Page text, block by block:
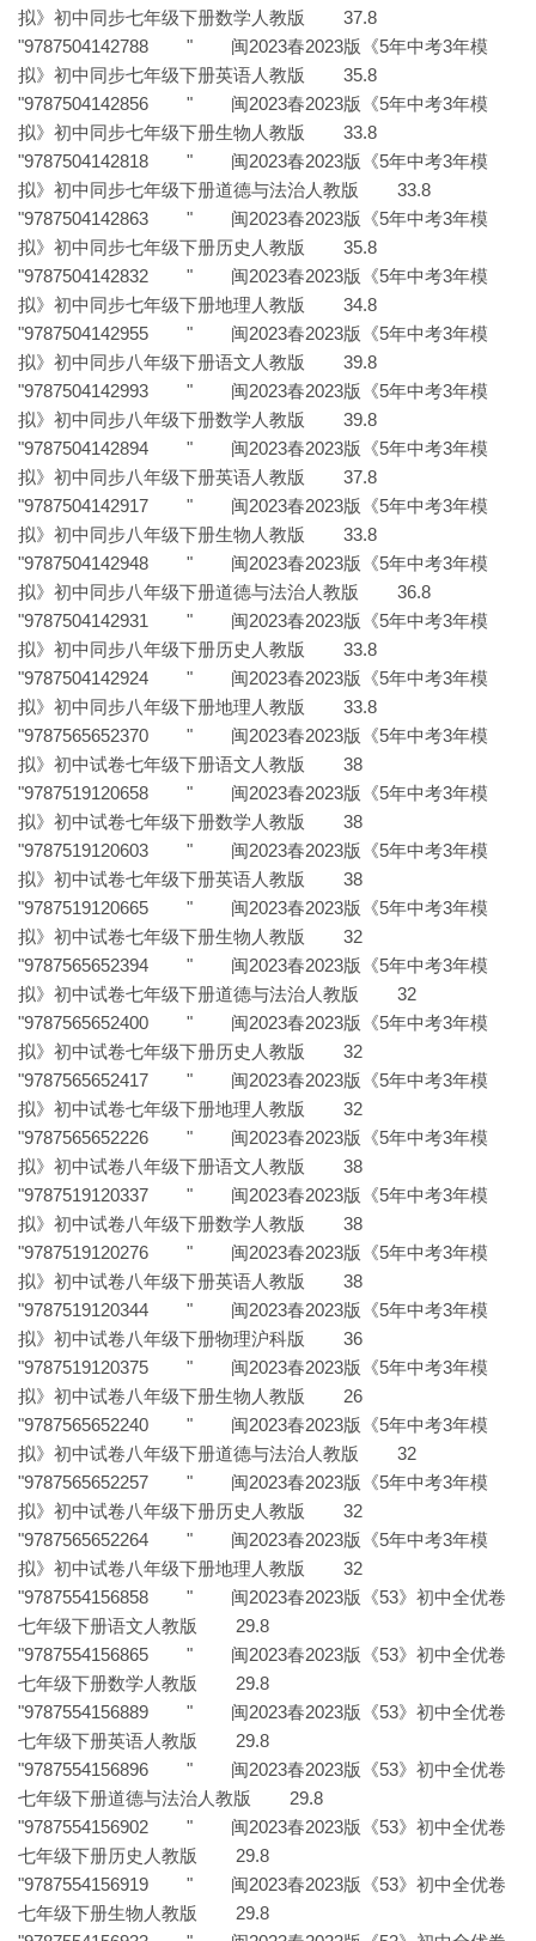
拟》初中同步七年级下册数学人教版 37.8
"9787504142788 " 闽2023春2023版《5年中考3年模
拟》初中同步七年级下册英语人教版 35.8
"9787504142856 " 闽2023春2023版《5年中考3年模
拟》初中同步七年级下册生物人教版 33.8
"9787504142818 " 闽2023春2023版《5年中考3年模
拟》初中同步七年级下册道德与法治人教版 33.8
"9787504142863 " 闽2023春2023版《5年中考3年模
拟》初中同步七年级下册历史人教版 35.8
"9787504142832 " 闽2023春2023版《5年中考3年模
拟》初中同步七年级下册地理人教版 34.8
"9787504142955 " 闽2023春2023版《5年中考3年模
拟》初中同步八年级下册语文人教版 39.8
"9787504142993 " 闽2023春2023版《5年中考3年模
拟》初中同步八年级下册数学人教版 39.8
"9787504142894 " 闽2023春2023版《5年中考3年模
拟》初中同步八年级下册英语人教版 37.8
"9787504142917 " 闽2023春2023版《5年中考3年模
拟》初中同步八年级下册生物人教版 33.8
"9787504142948 " 闽2023春2023版《5年中考3年模
拟》初中同步八年级下册道德与法治人教版 36.8
"9787504142931 " 闽2023春2023版《5年中考3年模
拟》初中同步八年级下册历史人教版 33.8
"9787504142924 " 闽2023春2023版《5年中考3年模
拟》初中同步八年级下册地理人教版 33.8
"9787565652370 " 闽2023春2023版《5年中考3年模
拟》初中试卷七年级下册语文人教版 38
"9787519120658 " 闽2023春2023版《5年中考3年模
拟》初中试卷七年级下册数学人教版 38
"9787519120603 " 闽2023春2023版《5年中考3年模
拟》初中试卷七年级下册英语人教版 38
"9787519120665 " 闽2023春2023版《5年中考3年模
拟》初中试卷七年级下册生物人教版 32
"9787565652394 " 闽2023春2023版《5年中考3年模
拟》初中试卷七年级下册道德与法治人教版 32
"9787565652400 " 闽2023春2023版《5年中考3年模
拟》初中试卷七年级下册历史人教版 32
"9787565652417 " 闽2023春2023版《5年中考3年模
拟》初中试卷七年级下册地理人教版 32
"9787565652226 " 闽2023春2023版《5年中考3年模
拟》初中试卷八年级下册语文人教版 38
"9787519120337 " 闽2023春2023版《5年中考3年模
拟》初中试卷八年级下册数学人教版 38
"9787519120276 " 闽2023春2023版《5年中考3年模
拟》初中试卷八年级下册英语人教版 38
"9787519120344 " 闽2023春2023版《5年中考3年模
拟》初中试卷八年级下册物理沪科版 36
"9787519120375 " 闽2023春2023版《5年中考3年模
拟》初中试卷八年级下册生物人教版 26
"9787565652240 " 闽2023春2023版《5年中考3年模
拟》初中试卷八年级下册道德与法治人教版 32
"9787565652257 " 闽2023春2023版《5年中考3年模
拟》初中试卷八年级下册历史人教版 32
"9787565652264 " 闽2023春2023版《5年中考3年模
拟》初中试卷八年级下册地理人教版 32
"9787554156858 " 闽2023春2023版《53》初中全优卷
七年级下册语文人教版 29.8
"9787554156865 " 闽2023春2023版《53》初中全优卷
七年级下册数学人教版 29.8
"9787554156889 " 闽2023春2023版《53》初中全优卷
七年级下册英语人教版 29.8
"9787554156896 " 闽2023春2023版《53》初中全优卷
七年级下册道德与法治人教版 29.8
"9787554156902 " 闽2023春2023版《53》初中全优卷
七年级下册历史人教版 29.8
"9787554156919 " 闽2023春2023版《53》初中全优卷
七年级下册生物人教版 29.8